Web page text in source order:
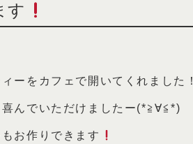
す
ーをカフェで開いてくれました！
んでいただけましたー(*≧∀≦*)
お作りできます